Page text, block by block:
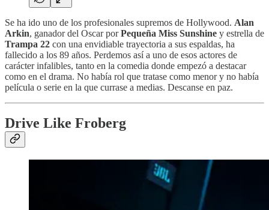
Se ha ido uno de los profesionales supremos de Hollywood. Alan
Arkin, ganador del Oscar porPequeña Miss Sunshine y estrella de
Trampa 22 con una envidiable trayectoria a sus espaldas, ha
fallecido a los 89 años. Perdemos así a uno de esos actores de
carácter infalibles, tanto en la comedia donde empezó a destacar
como en el drama. No había rol que tratase como menor y no había
película o serie en la que currase a medias. Descanse en paz.
Drive Like Froberg